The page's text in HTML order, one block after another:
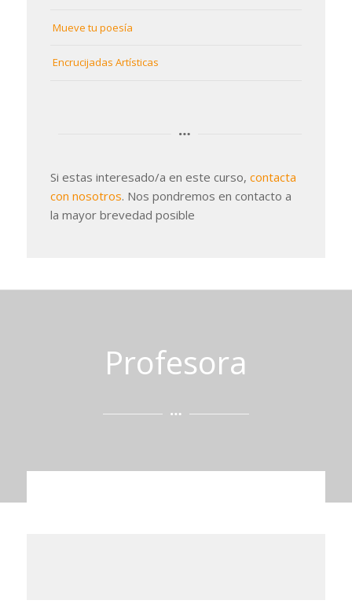
Mueve tu poesía
Encrucijadas Artísticas
Si estas interesado/a en este curso, contacta
con nosotros. Nos pondremos en contacto a
la mayor brevedad posible
Profesora